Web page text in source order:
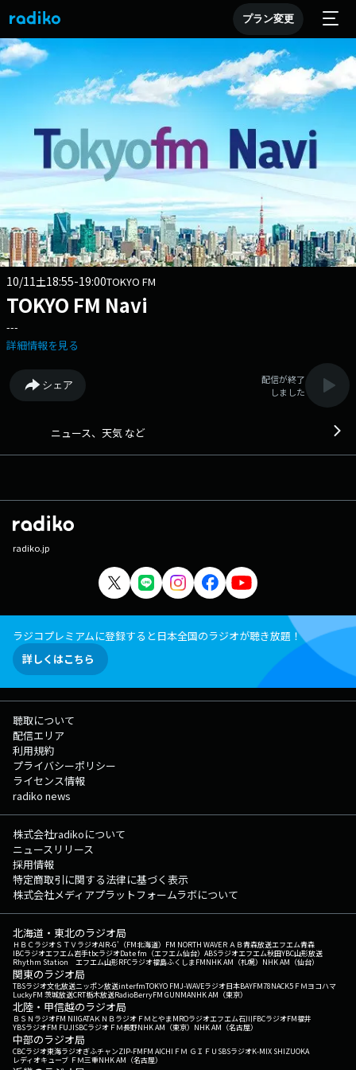
プラン変更
10/11土18:55-19:00TOKYO FM
TOKYO FM Navi
---
詳細情報を見る
シェア
配信が終了
しました
ニュース、天気 など
radiko.jp
ラジコプレミアムに登録すると日本全国のラジオが聴き放題！
詳しくはこちら
聴取について
配信エリア
利用規約
プライバシーポリシー
ライセンス情報
radiko news
株式会社radikoについて
ニュースリリース
採用情報
特定商取引に関する法律に基づく表示
株式会社メディアプラットフォームラボについて
北海道・東北のラジオ局
ＨＢＣラジオＳＴＶラジオAIR-G'（FM北海道） FM NORTH WAVEＲＡＢ青森放送エフエム青森
IBCラジオエフエム岩手tbcラジオDate fm（エフエム仙台） ABSラジオエフエム秋田YBC山形放送
Rhythm Station エフエム山形RFCラジオ福島ふくしまFMNHK AM（札幌） NHK AM（仙台）
関東のラジオ局
TBSラジオ文化放送ニッポン放送interfmTOKYO FMJ-WAVEラジオ日本BAYFM78NACK5 ＦＭヨコハマ
LuckyFM 茨城放送CRT栃木放送RadioBerryFM GUNMANHK AM（東京）
北陸・甲信越のラジオ局
ＢＳＮラジオFM NIIGATAＫＮＢラジオ ＦＭとやまMROラジオエフエム石川FBCラジオFM福井
YBSラジオFM FUJISBCラジオ ＦＭ長野NHK AM（東京） NHK AM（名古屋）
中部のラジオ局
CBCラジオ東海ラジオぎふチャンZIP-FMFM AICHI ＦＭ ＧＩＦＵ SBSラジオK-MIX SHIZUOKA
レディオキューブ ＦＭ三重NHK AM（名古屋）